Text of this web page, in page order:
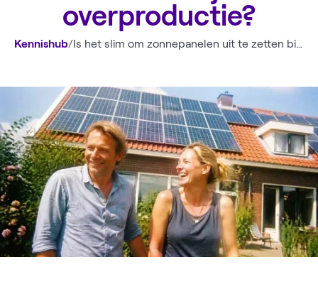
overproductie?
Kennishub/ Is het slim om zonnepanelen uit te zetten bij overproductie?